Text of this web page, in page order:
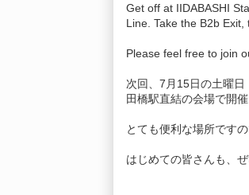
Get off at IIDABASHI
Line. Take the B2b
Please feel free to join
次回、7月15日の土曜日
田橋駅直結の会場で開催
とても便利な場所です
はじめての皆さんも、